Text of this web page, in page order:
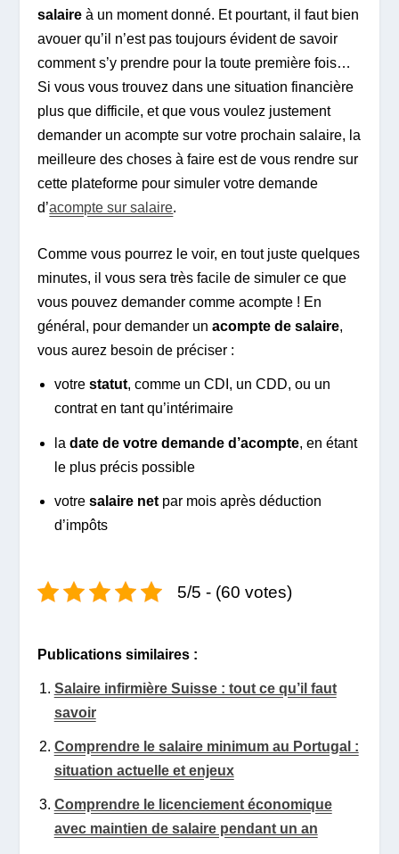
salaire à un moment donné. Et pourtant, il faut bien
avouer qu’il n’est pas toujours évident de savoir
comment s’y prendre pour la toute première fois…
Si vous vous trouvez dans une situation financière
plus que difficile, et que vous voulez justement
demander un acompte sur votre prochain salaire, la
meilleure des choses à faire est de vous rendre sur
cette plateforme pour simuler votre demande
d’acompte sur salaire.
Comme vous pourrez le voir, en tout juste quelques
minutes, il vous sera très facile de simuler ce que
vous pouvez demander comme acompte ! En
général, pour demander unacompte de salaire,
vous aurez besoin de préciser :
votre statut, comme un CDI, un CDD, ou un
contrat en tant qu’intérimaire
la date de votre demande d’acompte, en étant
le plus précis possible
votre salaire netpar mois après déduction
d’impôts
5/5 - (60 votes)
Publications similaires :
Salaire infirmière Suisse : tout ce qu’il faut
savoir
Comprendre le salaire minimum au Portugal :
situation actuelle et enjeux
Comprendre le licenciement économique
avec maintien de salaire pendant un an